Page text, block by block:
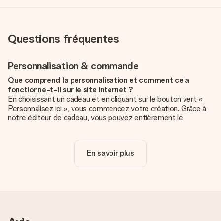
Questions fréquentes
Personnalisation & commande
Que comprend la personnalisation et comment cela
fonctionne-t-il sur le site internet ?
En choisissant un cadeau et en cliquant sur le bouton vert «
Personnalisez ici », vous commencez votre création. Grâce à
notre éditeur de cadeau, vous pouvez entièrement le
unique pour ajouter une touche finale à votre cadeau.
La personnalisation est-elle comprise dans le prix ?
En savoir plus